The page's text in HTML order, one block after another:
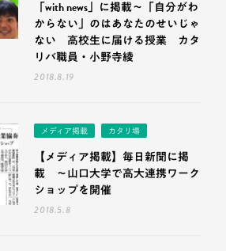
2018.8.19
「with news」に掲載〜「自分がわ
からない」のはあなたのせいじゃ
ない 高校生に届ける授業 カタ
リバ職員・小野寺綾
メディア掲載 カタリ場
2018.5.8
【メディア掲載】毎日新聞に掲
載 ～山口大学で高大連携ワーク
ショップを開催